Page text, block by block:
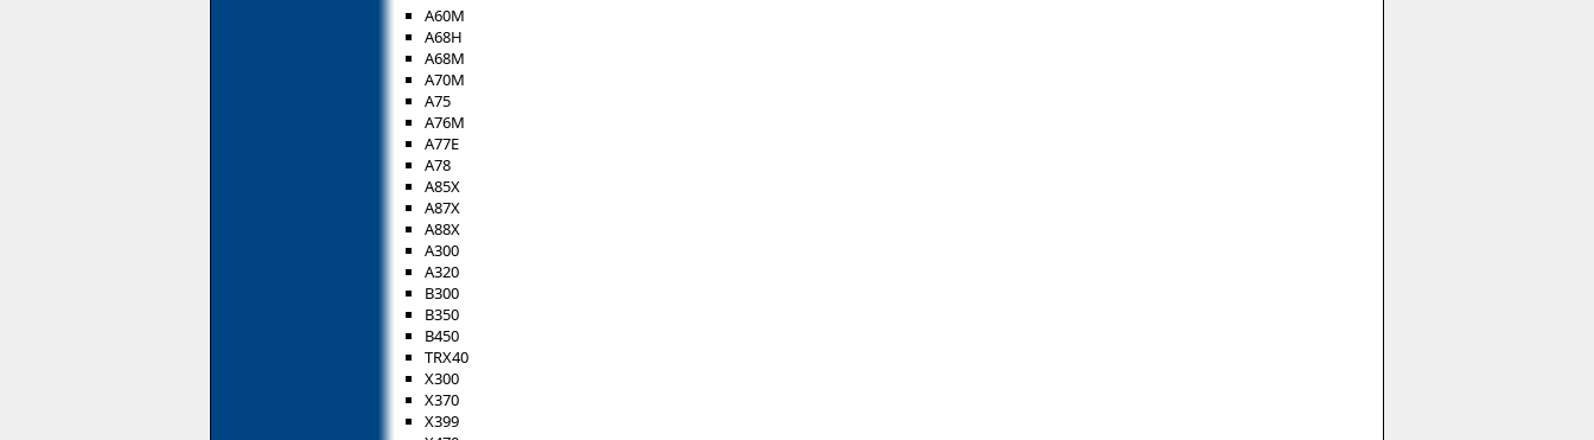
A60M
A68H
A68M
A70M
A75
A76M
A77E
A78
A85X
A87X
A88X
A300
A320
B300
B350
B450
TRX40
X300
X370
X399